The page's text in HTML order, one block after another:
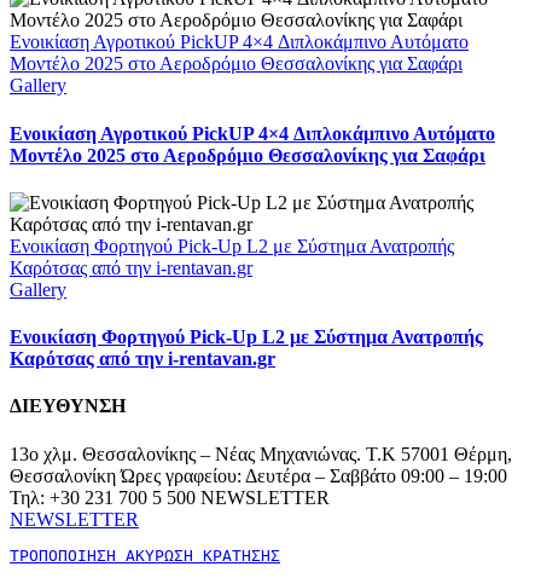
Ενοικίαση Αγροτικού PickUP 4×4 Διπλοκάμπινο Αυτόματο
Μοντέλο 2025 στο Αεροδρόμιο Θεσσαλονίκης για Σαφάρι
Gallery
Ενοικίαση Αγροτικού PickUP 4×4 Διπλοκάμπινο Αυτόματο
Μοντέλο 2025 στο Αεροδρόμιο Θεσσαλονίκης για Σαφάρι
Ενοικίαση Φορτηγού Pick-Up L2 με Σύστημα Ανατροπής
Καρότσας από την i-rentavan.gr
Gallery
Ενοικίαση Φορτηγού Pick-Up L2 με Σύστημα Ανατροπής
Καρότσας από την i-rentavan.gr
ΔΙΕΥΘΥΝΣΗ
13ο χλμ. Θεσσαλονίκης – Νέας Μηχανιώνας. Τ.Κ 57001 Θέρμη,
Θεσσαλονίκη Ώρες γραφείου: Δευτέρα – Σαββάτο 09:00 – 19:00
Τηλ: +30 231 700 5 500 NEWSLETTER
NEWSLETTER
ΤΡΟΠΟΠΟΙΗΣΗ ΑΚΥΡΩΣΗ ΚΡΑΤΗΣΗΣ